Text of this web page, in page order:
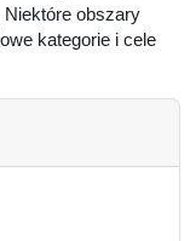
Niektóre obszary
kategorie i cele